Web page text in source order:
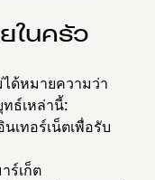
ในครัว
ด้หมายความว่า
ธ์เหล่านี้:
เทอร์เน็ตเพื่อรับ
ร์เก็ต